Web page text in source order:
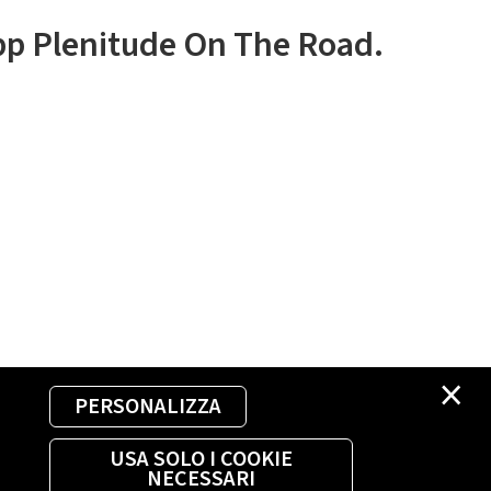
×
PERSONALIZZA
USA SOLO I COOKIE
NECESSARI
Plenitude On The Road.